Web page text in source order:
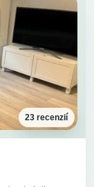
23 recenzií